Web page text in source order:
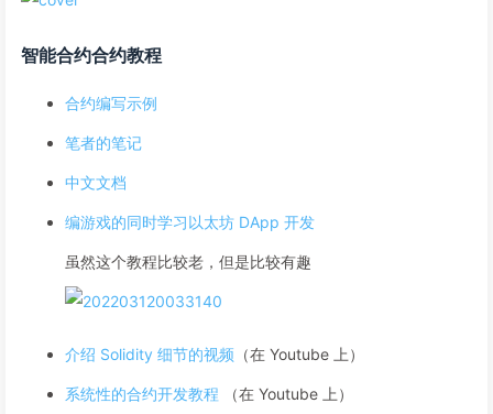
智能合约合约教程
合约编写示例
笔者的笔记
中文文档
编游戏的同时学习以太坊 DApp 开发
虽然这个教程比较老，但是比较有趣
介绍 Solidity 细节的视频 （在 Youtube 上）
系统性的合约开发教程 （在 Youtube 上）